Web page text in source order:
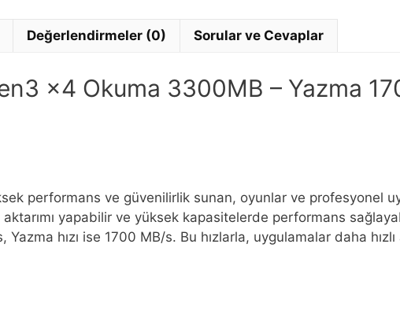
Değerlendirmeler (0) Sorular ve Cevaplar
x4 Okuma 3300MB – Yazma
performans ve güvenilirlik sunan, oyunlar ve profesyonel
yapabilir ve yüksek kapasitelerde performans
hızı ise 1700 MB/s. Bu hızlarla, uygulamalar daha hızlı